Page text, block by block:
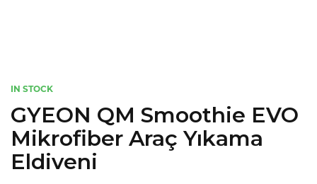
IN STOCK
GYEON QM Smoothie EVO
Mikrofiber Araç Yıkama
Eldiveni